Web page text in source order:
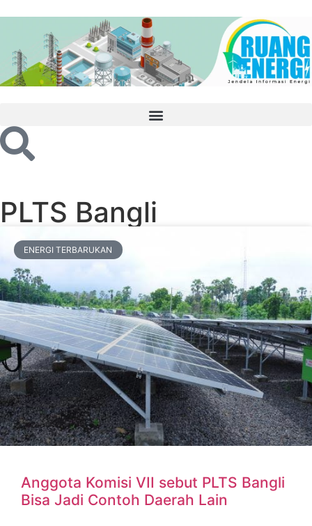
PLTS Bangli
ENERGI TERBARUKAN
Anggota Komisi VII sebut PLTS Bangli
Bisa Jadi Contoh Daerah Lain